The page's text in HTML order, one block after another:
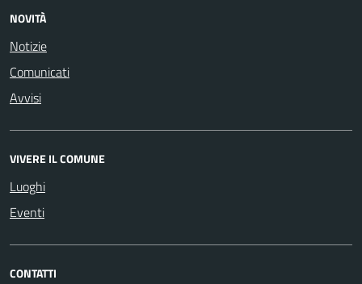
NOVITÀ
Notizie
Comunicati
Avvisi
VIVERE IL COMUNE
Luoghi
Eventi
CONTATTI